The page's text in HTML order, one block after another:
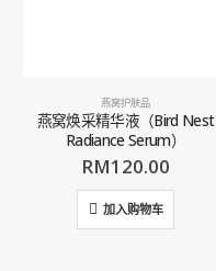
燕窝护肤品
燕窝焕采精华液（Bird Nest
Radiance Serum）
RM120.00
加入购物车